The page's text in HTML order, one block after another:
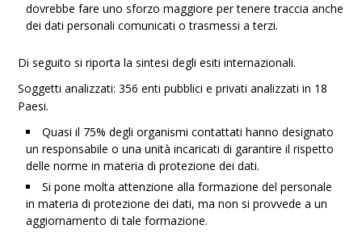
dovrebbe fare uno sforzo maggiore per tenere traccia anche
dei dati personali comunicati o trasmessi a terzi.
Di seguito si riporta la sintesi degli esiti internazionali.
Soggetti analizzati: 356 enti pubblici e privati analizzati in 18
Paesi.
Quasi il 75% degli organismi contattati hanno designato
un responsabile o una unità incaricati di garantire il rispetto
delle norme in materia di protezione dei dati.
Si pone molta attenzione alla formazione del personale
in materia di protezione dei dati, ma non si provvede a un
aggiornamento di tale formazione.